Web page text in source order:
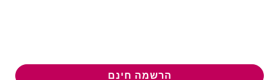
הרשמה חינם